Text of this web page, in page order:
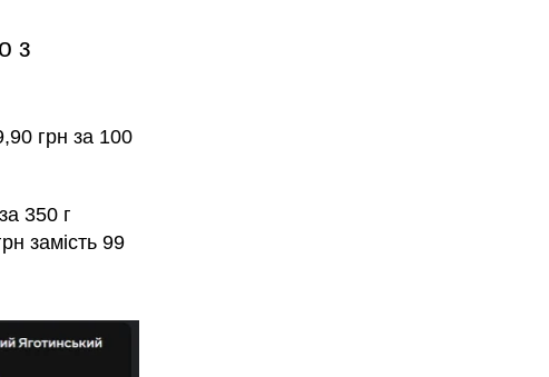
з
грн за 100
350 г
замість 99